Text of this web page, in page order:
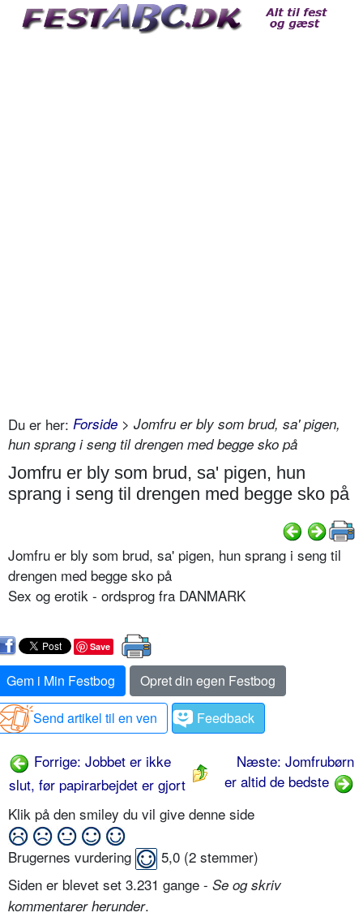
Du er her: Forside > Jomfru er bly som brud, sa' pigen,
hun sprang i seng til drengen med begge sko på
Jomfru er bly som brud, sa' pigen, hun
sprang i seng til drengen med begge sko på
Jomfru er bly som brud, sa' pigen, hun sprang i seng til
drengen med begge sko på
Sex og erotik - ordsprog fra DANMARK
Save
Gem i Min Festbog
Opret din egen Festbog
Send artikel til en ven
Feedback
Forrige: Jobbet er ikke
slut, før papirarbejdet er gjort
Næste: Jomfrubørn
er altid de bedste
Klik på den smiley du vil give denne side
Brugernes vurdering 5,0 (2 stemmer)
Siden er blevet set 3.231 gange - Se og skriv
kommentarer herunder.